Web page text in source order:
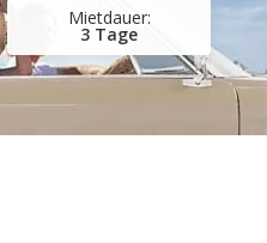
Hrvatski
3 Tage